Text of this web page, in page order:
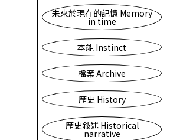
未來於現在的記憶 Memory
in time
本能 Instinct
檔案 Archive
歷史 History
歷史敍述 Historical
narrative